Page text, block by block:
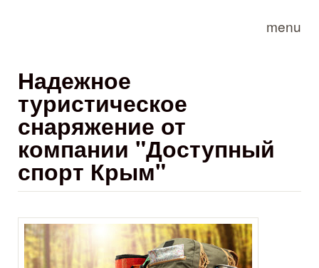
menu
Надежное
туристическое
снаряжение от
компании "Доступный
спорт Крым"